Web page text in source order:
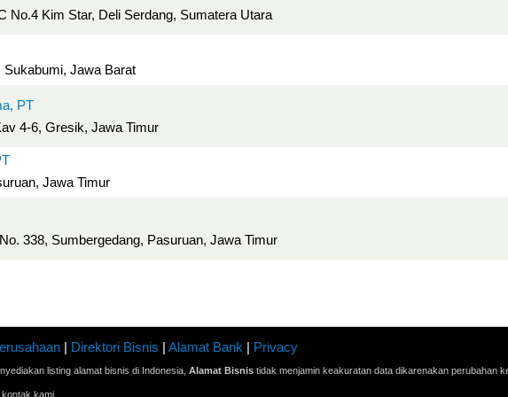
No.4 Kim Star, Deli Serdang, Sumatera Utara
Jawa Barat
PT
4-6, Gresik, Jawa Timur
Jawa Timur
338, Sumbergedang, Pasuruan, Jawa Timur
| Direktori Bisnis | Alamat Bank | Privacy
listing alamat bisnis di Indonesia, Alamat Bisnis tidak menjamin keakuratan data dikarenakan perubahan
kami.